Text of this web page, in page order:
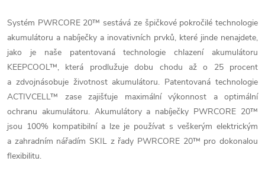
Systém PWRCORE 20™ sestává ze špičkové pokročilé technologie
akumulátoru a nabíječky a inovativních prvků, které jinde nenajdete,
jako je naše patentovaná technologie chlazení akumulátoru
KEEPCOOL™, která prodlužuje dobu chodu až o 25 procent
a zdvojnásobuje životnost akumulátoru. Patentovaná technologie
ACTIVCELL™ zase zajišťuje maximální výkonnost a optimální
ochranu akumulátoru. Akumulátory a nabíječky PWRCORE 20™
jsou 100% kompatibilní a lze je používat s veškerým elektrickým
a zahradním nářadím SKIL z řady PWRCORE 20™ pro dokonalou
flexibilitu.